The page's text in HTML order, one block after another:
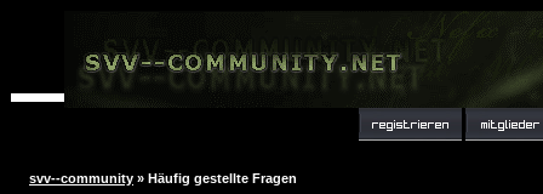
svv--community » Häufig gestellte Fragen